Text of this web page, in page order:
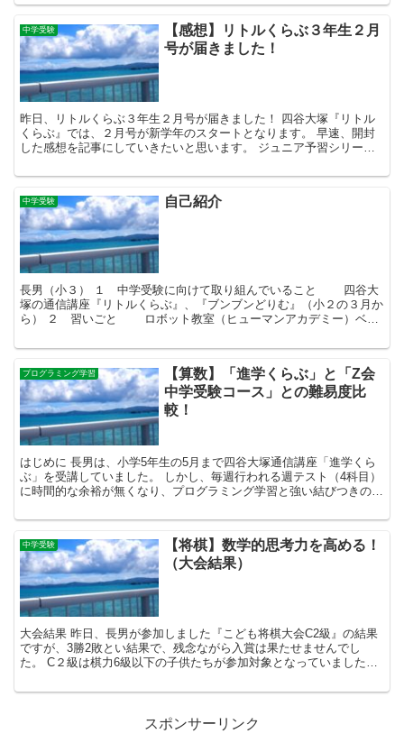
中学受験
【感想】リトルくらぶ３年生２月
号が届きました！
昨日、リトルくらぶ３年生２月号が届きました！ 四谷大塚『リトル
くらぶ』では、２月号が新学年のスタートとなります。 早速、開封
した感想を記事にしていきたいと思います。 ジュニア予習シリーズ
中学受験 自己紹介
長男（小３） １ 中学受験に向けて取り組んでいること 四谷大
塚の通信講座『リトルくらぶ』、『ブンブンどりむ』（小２の３月か
ら） ２ 習いごと ロボット教室（ヒューマンアカデミー）ベー
プログラミング学習
【算数】「進学くらぶ」と「Z会
中学受験コース」との難易度比
較！
はじめに 長男は、小学5年生の5月まで四谷大塚通信講座「進学くら
ぶ」を受講していました。 しかし、毎週行われる週テスト（4科目）
に時間的な余裕が無くなり、プログラミング学習と強い結びつきのあ
中学受験
【将棋】数学的思考力を高める！
（大会結果）
大会結果 昨日、長男が参加しました『こども将棋大会C2級』の結果
ですが、3勝2敗とい結果で、残念ながら入賞は果たせませんでし
た。 C２級は棋力6級以下の子供たちが参加対象となっていました
スポンサーリンク